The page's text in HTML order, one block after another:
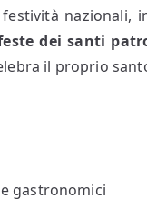
nazionali,
dei santi
il proprio
gastronomici